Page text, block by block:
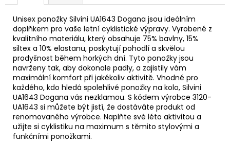
Unisex ponožky Silvini UA1643 Dogana jsou ideálním
doplňkem pro vaše letní cyklistické výpravy. Vyrobené z
kvalitního materiálu, který obsahuje 75% bavlny, 15%
siltex a 10% elastanu, poskytují pohodlí a skvělou
prodyšnost během horkých dní. Tyto ponožky jsou
navrženy tak, aby dokonale padly, a zajistily vám
maximální komfort při jakékoliv aktivitě. Vhodné pro
každého, kdo hledá spolehlivé ponožky na kolo, Silvini
UA1643 Dogana vás nezklamou. S kódem výrobce 3120-
UA1643 si můžete být jistí, že dostáváte produkt od
renomovaného výrobce. Naplňte své léto aktivitou a
užijte si cyklistiku na maximum s těmito stylovými a
funkčními ponožkami.